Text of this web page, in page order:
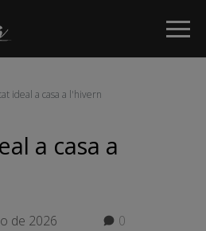
ideal a casa a l'hivern
a casa a
de 2026 0